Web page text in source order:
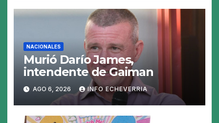
NACIONALES
Murió Darío James,
intendente de Gaiman
AGO 6, 2026 INFO ECHEVERRIA